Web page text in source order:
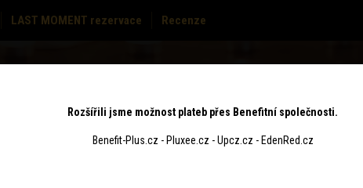
LAST MOMENT rezervace Recenze
Rozšířili jsme možnost plateb přes Benefitní společnosti.
Benefit-Plus.cz - Pluxee.cz - Upcz.cz - EdenRed.cz